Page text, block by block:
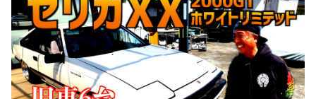
CONTACT
お問合わせ